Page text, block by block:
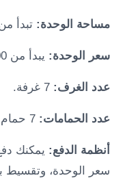
مساحة الوحدة:تبدأ من 480 متراً
سعر الوحدة: يبدأ من 31,200,000 جنيهاً مصرياً.
عدد الغرف: 7 غرفة.
عدد الحمامات: 7 حمام.
أنظمة الدفع:
سعر الوحدة، وتقسيط